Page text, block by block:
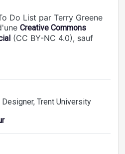
Do List par Terry Greene
Creative Commons
(CC BY-NC 4.0), sauf
Designer, Trent University